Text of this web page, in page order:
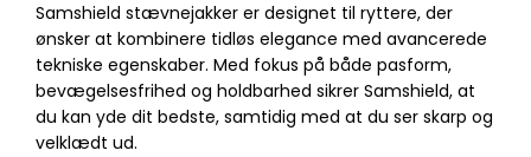
Samshield stævnejakker er designet til ryttere, der
ønsker at kombinere tidløs elegance med avancerede
tekniske egenskaber. Med fokus på både pasform,
bevægelsesfrihed og holdbarhed sikrer Samshield, at
du kan yde dit bedste, samtidig med at du ser skarp og
velklædt ud.